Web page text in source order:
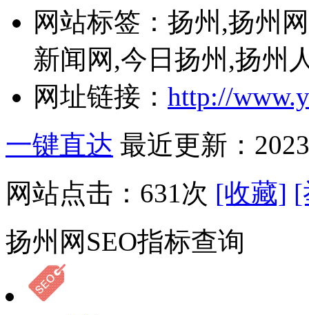
网站标签： 扬州,扬州
新闻网,今日扬州,扬州
网址链接： http://
一键直达 最近更新：
网站点击： 631次 [收藏] [
扬州网SEO指标查询